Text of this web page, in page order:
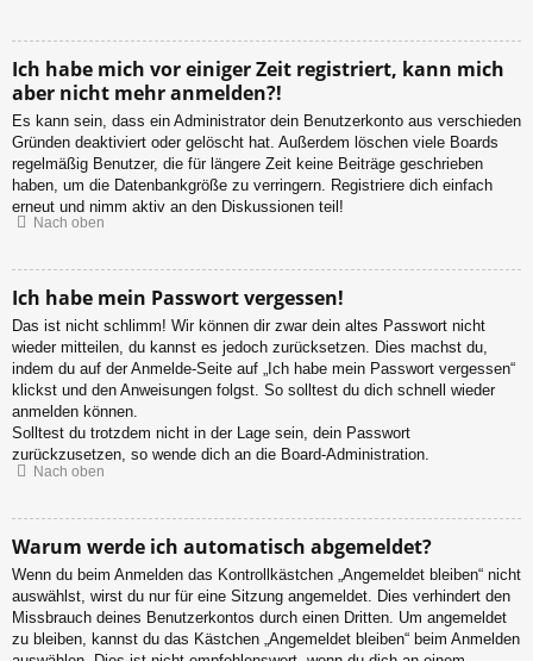
Ich habe mich vor einiger Zeit registriert, kann mich
aber nicht mehr anmelden?!
Es kann sein, dass ein Administrator dein Benutzerkonto aus verschieden
Gründen deaktiviert oder gelöscht hat. Außerdem löschen viele Boards
regelmäßig Benutzer, die für längere Zeit keine Beiträge geschrieben
haben, um die Datenbankgröße zu verringern. Registriere dich einfach
erneut und nimm aktiv an den Diskussionen teil!
Nach oben
Ich habe mein Passwort vergessen!
Das ist nicht schlimm! Wir können dir zwar dein altes Passwort nicht
wieder mitteilen, du kannst es jedoch zurücksetzen. Dies machst du,
indem du auf der Anmelde-Seite auf „Ich habe mein Passwort vergessen“
klickst und den Anweisungen folgst. So solltest du dich schnell wieder
anmelden können.
Solltest du trotzdem nicht in der Lage sein, dein Passwort
zurückzusetzen, so wende dich an die Board-Administration.
Nach oben
Warum werde ich automatisch abgemeldet?
Wenn du beim Anmelden das Kontrollkästchen „Angemeldet bleiben“ nicht
auswählst, wirst du nur für eine Sitzung angemeldet. Dies verhindert den
Missbrauch deines Benutzerkontos durch einen Dritten. Um angemeldet
zu bleiben, kannst du das Kästchen „Angemeldet bleiben“ beim Anmelden